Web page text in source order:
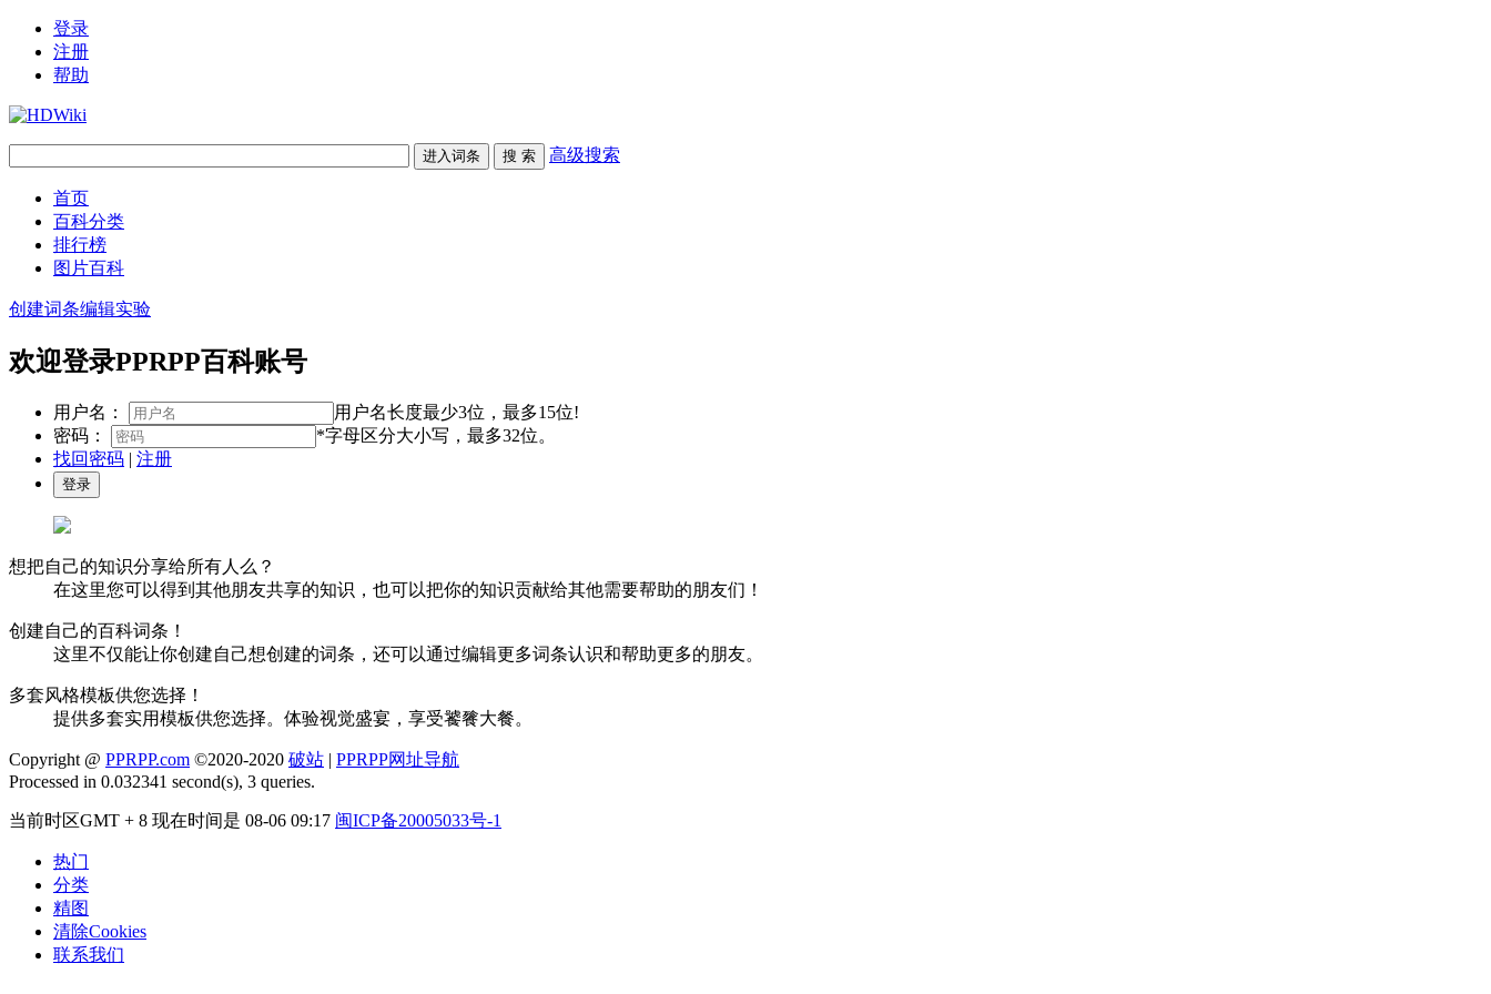
登录
注册
帮助
高级搜索
首页
百科分类
排行榜
图片百科
创建词条编辑实验
欢迎登录PPRPP百科账号
用户名：
用户名长度最少3位，最多15位!
密码：
*字母区分大小写，最多32位。
找回密码 | 注册
想把自己的知识分享给所有人么？
在这里您可以得到其他朋友共享的知识，也可以把你的知识贡献给其他需要帮助的朋友们！
创建自己的百科词条！
这里不仅能让你创建自己想创建的词条，还可以通过编辑更多词条认识和帮助更多的朋友。
多套风格模板供您选择！
提供多套实用模板供您选择。体验视觉盛宴，享受饕餮大餐。
Copyright @ PPRPP.com ©2020-2020 破站 | PPRPP网址导航
Processed in 0.032341 second(s), 3 queries.
当前时区GMT + 8 现在时间是 08-06 09:17 闽ICP备20005033号-1
热门
分类
精图
清除Cookies
联系我们